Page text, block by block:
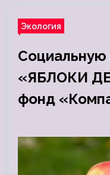
Экология
Социальную
«ЯБЛОКИ
фонд